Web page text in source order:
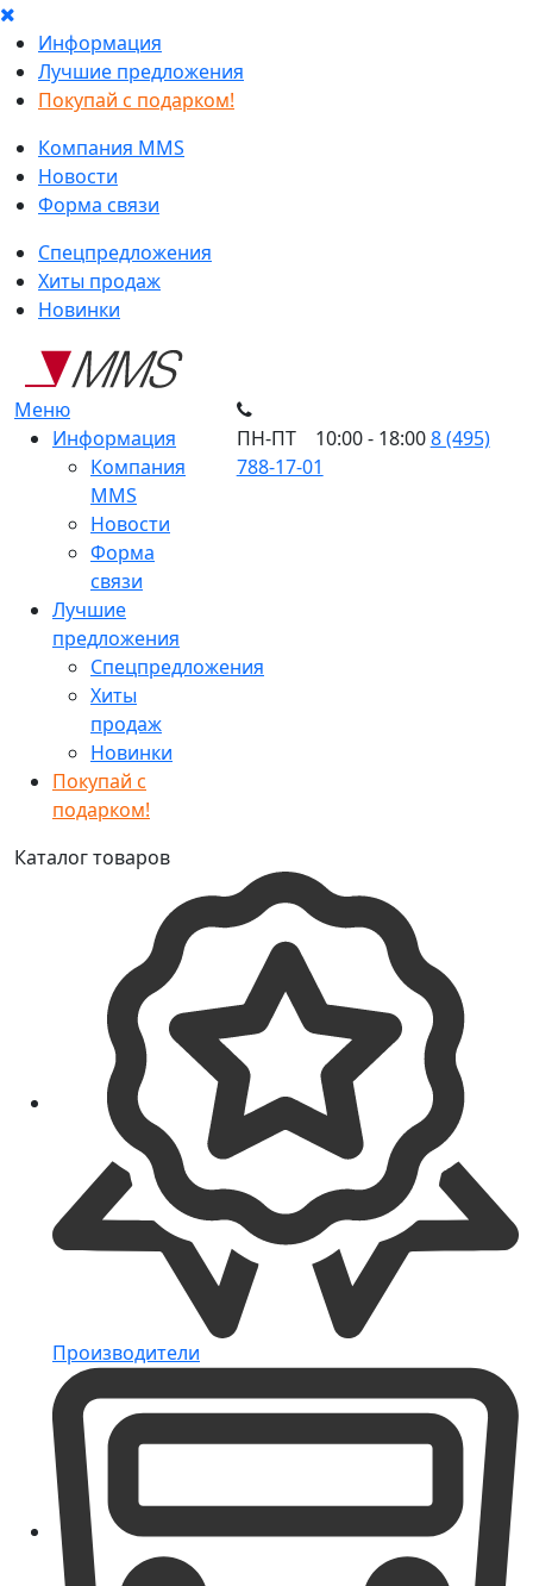
Информация
Лучшие предложения
Покупай с подарком!
Компания MMS
Новости
Форма связи
Спецпредложения
Хиты продаж
Новинки
Меню
Информация
Компания
MMS
Новости
Форма
связи
Лучшие
предложения
Спецпредложения
Хиты
продаж
Новинки
Покупай с
подарком!
ПН-ПТ 10:00 - 18:008 (495)
788-17-01
Каталог товаров
Производители